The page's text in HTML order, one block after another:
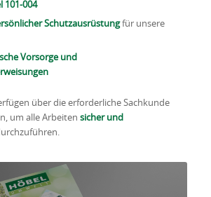
101-004
Schutzausrüstungfür unsere
Vorsorge und
über die erforderliche Sachkunde
um alle Arbeiten sicher und